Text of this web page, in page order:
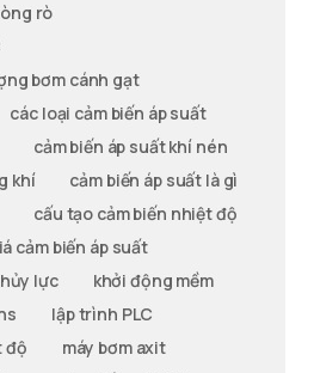
rò
bơm cánh gạt
các loại cảm biến áp suất
cảm biến áp suất khí nén
khí
cảm biến áp suất là gì
cấu tạo cảm biến nhiệt độ
cảm biến áp suất
lực
khởi động mềm
lập trình PLC
độ
máy bơm axit